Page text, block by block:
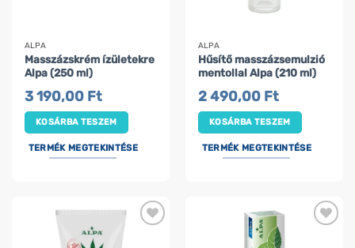
ALPA
Masszázskrém ízületekre
Alpa (250 ml)
3 190,00 Ft
KOSÁRBA TESZEM
TERMÉK MEGTEKINTÉSE
ALPA
Hűsítő masszázsemulzió
mentollal Alpa (210 ml)
2 490,00 Ft
KOSÁRBA TESZEM
TERMÉK MEGTEKINTÉSE